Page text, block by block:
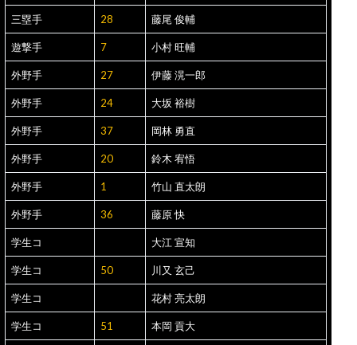
三塁手 28 藤尾 俊輔
遊撃手 7 小村 旺輔
外野手 27 伊藤 滉一郎
外野手 24 大坂 裕樹
外野手 37 岡林 勇直
外野手 20 鈴木 宥悟
外野手 1 竹山 直太朗
外野手 36 藤原 快
学生コ 大江 宣知
学生コ 50 川又 玄己
学生コ 花村 亮太朗
学生コ 51 本岡 貢大